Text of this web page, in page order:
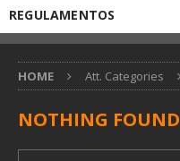
REGULAMENTOS
HOME Att. Categories
NOTHING FOUND